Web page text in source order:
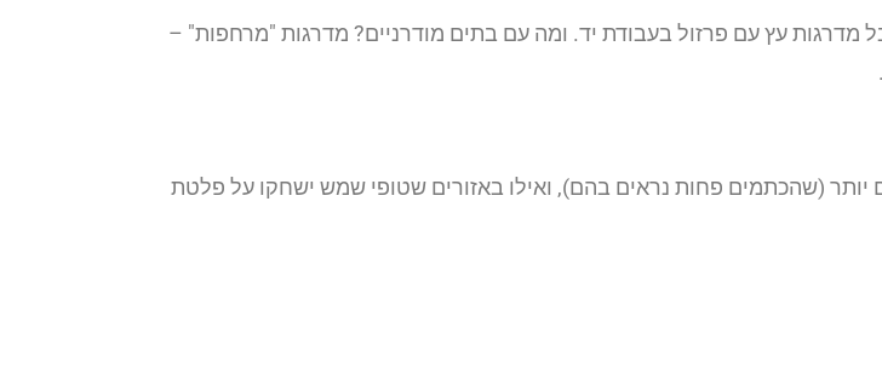
מדרגות עץ עם פרזול בעבודת יד. ומה עם בתים מודרניים? מדרגות "מרחפות" –
יותר (שהכתמים פחות נראים בהם), ואילו באזורים שטופי שמש ישחקו על פלטת